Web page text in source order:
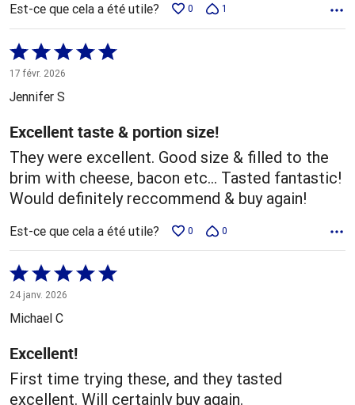
Est-ce que cela a été utile? 0 1
Coté
5 sur
5
17 févr. 2026
Jennifer S
Excellent taste & portion size!
They were excellent. Good size & filled to the
brim with cheese, bacon etc... Tasted fantastic!
Would definitely reccommend & buy again!
Est-ce que cela a été utile? 0 0
Coté
5 sur
5
24 janv. 2026
Michael C
Excellent!
First time trying these, and they tasted
excellent. Will certainly buy again.